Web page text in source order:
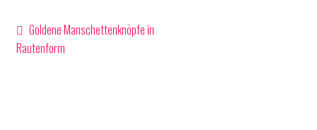
Beitragsnavigation
Vorheriger
Beitrag:
Goldene Manschettenknöpfe in
Rautenform